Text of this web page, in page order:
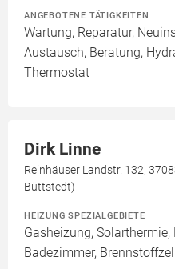
ANGEBOTENE TÄTIGKEITEN
Wartung, Reparatur,
Austausch, Beratung,
Thermostat
Dirk Linne
Reinhäuser Landstr. 132,
Büttstedt)
HEIZUNG SPEZIALGEBIETE
Gasheizung, Solarthermie,
Badezimmer,